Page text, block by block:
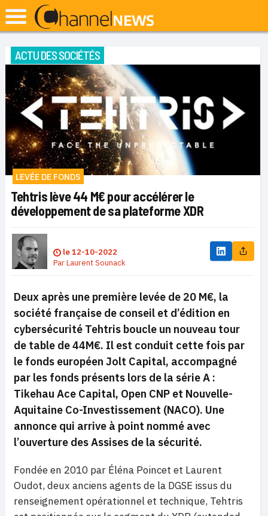
ACTU DES SOCIÉTÉS
LEVÉE DE FONDS
Tehtris lève 44 M€ pour accélérer le
développement de sa plateforme XDR
le12-10-2022
ParLaurent Sounack
Deux après une première levée de 20 M€, la
société française de conseil et d’édition en
cybersécurité Tehtris boucle un nouveau tour
de table de 44M€. Il est conduit cette fois par
le fonds européen Jolt Capital, accompagné
par les fonds présents lors de la série A :
Tikehau Ace Capital, Open CNP et Nouvelle-
Aquitaine Co-Investissement (NACO). Une
annonce qui arrive à point nommé avec
l’ouverture des Assises de la sécurité.
Fondée en 2010 par Éléna Poincet et Laurent
Oudot, deux anciens agents de la DGSE issus du
renseignement opérationnel et technique, Tehtris